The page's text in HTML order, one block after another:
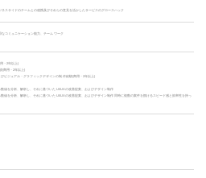
ネスサイドのチームとの連携及びそれらの意見を活かしたサービスのグロースハック
なコミュニケーション能力、チーム ワーク
・2年以上)
(商用・2年以上)
びビジュアル・グラフィックデザインの制 作経験(商用・2年以上)
値を分析、解析し、それに基づいた UI/UXの改善提案、およびデザイン制作
値を分析、解析し、それに基づいた UI/UXの改善提案、およびデザイン制作 同時に複数の案件を捌けるスピード感と効率性を持っ